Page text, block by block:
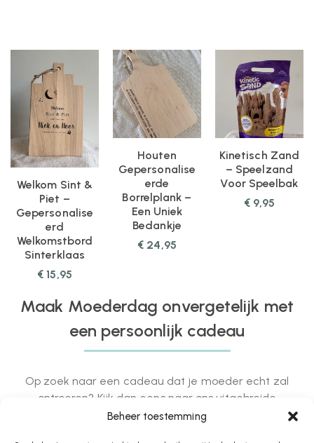
Beheer toestemming
Welkom Sint &
Piet –
Gepersonalise
Erd
Welkomstbord
Sinterklaas
€ 15,95
Houten
Gepersonalise
Erde
Borrelplank –
Een Uniek
Bedankje
€ 24,95
Kinetisch Zand
– Speelzand
Voor Speelbak
€9,95
Maak Moederdag onvergetelijk met
een persoonlijk cadeau
Op zoek naar een cadeau dat je moeder echt zal
ontroeren? Kijk dan eens naar ons uitgebreide
assortiment gepersonaliseerde producten die speciaal